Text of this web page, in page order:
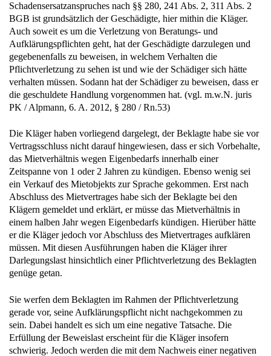
Schadensersatzanspruches nach §§ 280, 241 Abs. 2, 311 Abs. 2
BGB ist grundsätzlich der Geschädigte, hier mithin die Kläger.
Auch soweit es um die Verletzung von Beratungs- und
Aufklärungspflichten geht, hat der Geschädigte darzulegen und
gegebenenfalls zu beweisen, in welchem Verhalten die
Pflichtverletzung zu sehen ist und wie der Schädiger sich hätte
verhalten müssen. Sodann hat der Schädiger zu beweisen, dass er
die geschuldete Handlung vorgenommen hat. (vgl. m.w.N. juris
PK / Alpmann, 6. A. 2012, § 280 / Rn.53)
Die Kläger haben vorliegend dargelegt, der Beklagte habe sie vor
Vertragsschluss nicht darauf hingewiesen, dass er sich Vorbehalte,
das Mietverhältnis wegen Eigenbedarfs innerhalb einer
Zeitspanne von 1 oder 2 Jahren zu kündigen. Ebenso wenig sei
ein Verkauf des Mietobjekts zur Sprache gekommen. Erst nach
Abschluss des Mietvertrages habe sich der Beklagte bei den
Klägern gemeldet und erklärt, er müsse das Mietverhältnis in
einem halben Jahr wegen Eigenbedarfs kündigen. Hierüber hätte
er die Kläger jedoch vor Abschluss des Mietvertrages aufklären
müssen. Mit diesen Ausführungen haben die Kläger ihrer
Darlegungslast hinsichtlich einer Pflichtverletzung des Beklagten
genüge getan.
Sie werfen dem Beklagten im Rahmen der Pflichtverletzung
gerade vor, seine Aufklärungspflicht nicht nachgekommen zu
sein. Dabei handelt es sich um eine negative Tatsache. Die
Erfüllung der Beweislast erscheint für die Kläger insofern
schwierig. Jedoch werden die mit dem Nachweis einer negativen